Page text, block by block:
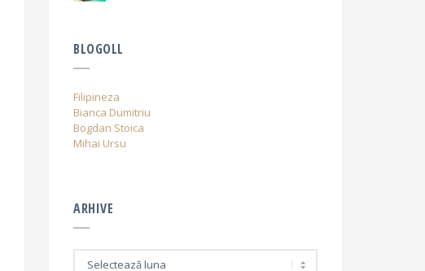
BLOGOLL
Filipineza
Bianca Dumitriu
Bogdan Stoica
Mihai Ursu
ARHIVE